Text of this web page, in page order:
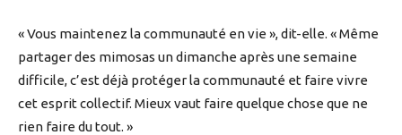
« Vous maintenez la communauté en vie », dit-elle. « Même
partager des mimosas un dimanche après une semaine
difficile, c’est déjà protéger la communauté et faire vivre
cet esprit collectif. Mieux vaut faire quelque chose que ne
rien faire du tout. »